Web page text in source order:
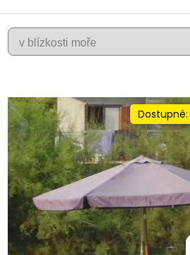
+
−
Dostupné: